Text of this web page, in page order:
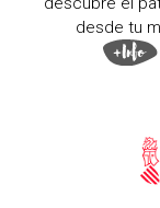
desde tu